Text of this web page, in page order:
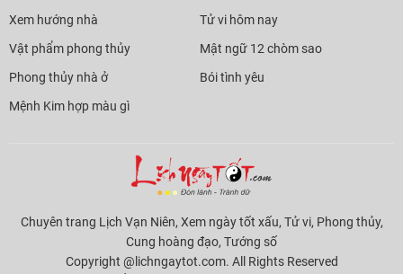
Xem hướng nhà
Vật phẩm phong thủy
Phong thủy nhà ở
Mệnh Kim hợp màu gì
Tử vi hôm nay
Mật ngữ 12 chòm sao
Bói tình yêu
Chuyên trang Lịch Vạn Niên, Xem ngày tốt xấu, Tử vi, Phong thủy,
Cung hoàng đạo, Tướng số
Copyright @lichngaytot.com. All Rights Reserved